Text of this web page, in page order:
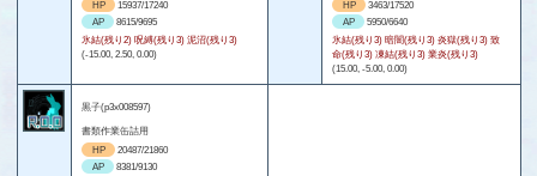
HP
15937/17240
AP
8615/9695
氷結(残り2) 呪縛(残り3) 泥沼(残り3)
(-15.00, 2.50, 0.00)
HP
3463/17520
AP
5950/6640
氷結(残り3) 暗闇(残り3) 炎獄(残り3) 致
命(残り3) 凍結(残り3) 業炎(残り3)
(15.00, -5.00, 0.00)
黒子(p3x008597)
書類作業缶詰用
HP
20487/21860
AP
8381/9130